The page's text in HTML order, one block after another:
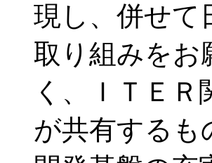
現し、併せて
取り組みをお
く、ＩＴＥ
が共有するも